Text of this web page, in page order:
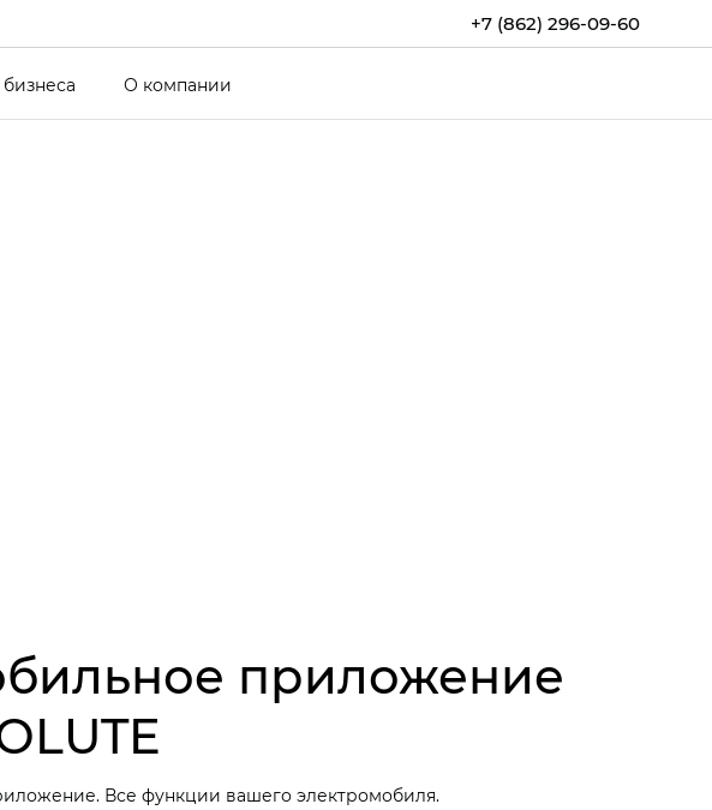
+7 (862) 296-09-60
О компании
приложение
Все функции вашего электромобиля.